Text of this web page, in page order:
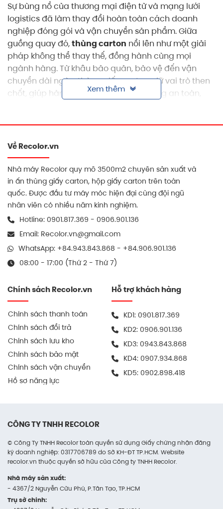
Sự bùng nổ của thương mại điện tử và mạng lưới
logistics đã làm thay đổi hoàn toàn cách doanh
nghiệp đóng gói và vận chuyển sản phẩm. Giữa
guồng quay đó,thùng carton nổi lên như một giải
pháp không thể thay thế, đồng hành cùng mọi
ngành hàng. Từ khâu bảo quản, bảo vệ đến vận
chuyển dài ngày, thùng giấy carton giữ vai trò then
chốt, giúp hàng hóa đến tay người dùng an toàn,
các xưởng uy tín như
hướng được nhiều doanh nghiệp lựa chọn.
Thùng Carton Sản Xuất In Ấn Theo Yêu Cầu
dụng gì?
Thùng carton là dạng bao bì được sản xuất từ giấy
sóng, một loại vật liệu kết hợp các lớp giấy mặt và
lớp giấy gợn sóng, tạo nên kết cấu vững chắc nhưng
vẫn đảm bảo độ nhẹ và linh hoạt.
Tùy vào yêu cầu sử dụng, thùng có thể được cấu
thành từ 3 đến 7 lớp, mang đến khả năng bảo vệ
Xem thêm
Về Recolor.vn
Nhà máy Recolor quy mô 3500m2 chuyên sản xuất và
in ấn thùng giấy carton, hộp giấy carton trên toàn
quốc. Được đầu tư máy móc hiện đại cùng đội ngũ
nhân viên có nhiều năm kinh nghiệm.
Hotline: 0901.817.369 - 0906.901.136
Email: Recolor.vn@gmail.com
WhatsApp: +84.943.843.868 - +84.906.901.136
08:00 - 17:00 (Thứ 2 - Thứ 7)
Chính sách Recolor.vn
Chính sách thanh toán
Chính sách đổi trả
Chính sách lưu kho
Chính sách bảo mật
Chính sách vận chuyển
Hồ sơ năng lực
Hỗ trợ khách hàng
KD1: 0901.817.369
KD2: 0906.901.136
KD3: 0943.843.868
KD4: 0907.934.868
KD5: 0902.898.418
CÔNG TY TNHH RECOLOR
© Công Ty TNHH Recolor toàn quyền sử dụng Giấy chứng nhận đăng
ký doanh nghiệp: 0317706789 do Sở KH-ĐT TP.HCM. Website
recolor.vn thuộc quyền sở hữu của Công ty TNHH Recolor.
Nhà máy sản xuất:
- 4367/2 Nguyễn Cửu Phú, P.Tân Tạo, TP.HCM
Trụ sở chính: